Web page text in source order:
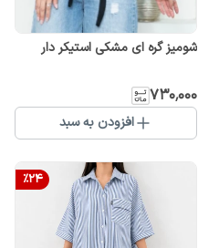
شومیز گره ای مشکی استیکر دار
۷۳۰٬۰۰۰
افزودن به سبد
%24